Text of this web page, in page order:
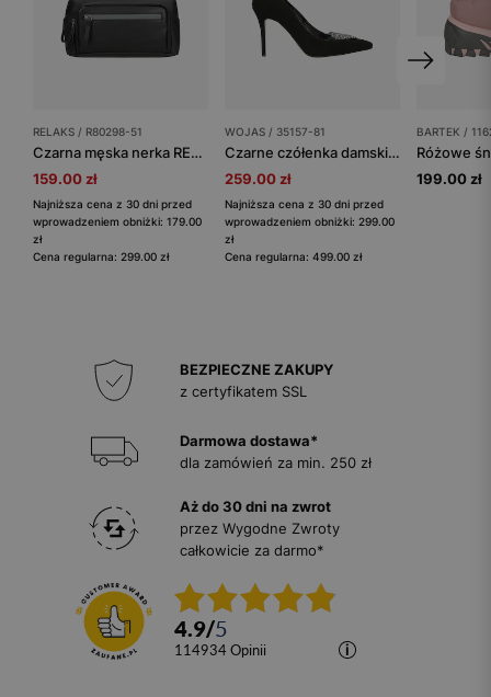
RELAKS / R80298-51
Czarna męska nerka RELAKS ze skórzaną wstawką
159.00 zł
Najniższa cena z 30 dni przed
wprowadzeniem obniżki: 179.00
zł
Cena regularna: 299.00 zł
WOJAS / 35157-81
Czarne czółenka damskie z ozdobą w kształcie serca
259.00 zł
Najniższa cena z 30 dni przed
wprowadzeniem obniżki: 299.00
zł
Cena regularna: 499.00 zł
BARTEK /
199.00 zł
BEZPIECZNE ZAKUPY
z certyfikatem SSL
Darmowa dostawa*
dla zamówień za min. 250 zł
Aż do 30 dni na zwrot
przez Wygodne Zwroty
całkowicie za darmo*
4.9/5
114934 opinii